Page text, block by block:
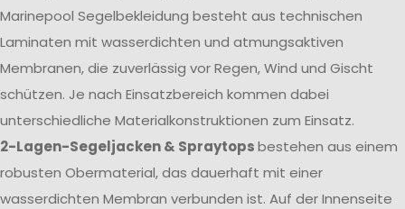
Marinepool Segelbekleidung besteht aus technischen
Laminaten mit wasserdichten und atmungsaktiven
Membranen, die zuverlässig vor Regen, Wind und Gischt
schützen. Je nach Einsatzbereich kommen dabei
unterschiedliche Materialkonstruktionen zum Einsatz.
2-Lagen-Segeljacken & Spraytopsbestehen aus einem
robusten Obermaterial, das dauerhaft mit einer
wasserdichten Membran verbunden ist. Auf der Innenseite